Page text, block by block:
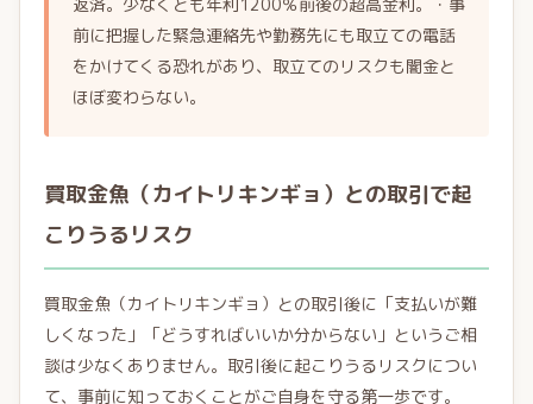
前に把握した緊急連絡先や勤務先にも取立ての電話
をかけてくる恐れがあり、取立てのリスクも闇金と
ほぼ変わらない。
買取金魚（カイトリキンギョ）との取引で起
こりうるリスク
買取金魚（カイトリキンギョ）との取引後に「支払いが難
しくなった」「どうすればいいか分からない」というご相
談は少なくありません。取引後に起こりうるリスクについ
て、事前に知っておくことがご自身を守る第一歩です。